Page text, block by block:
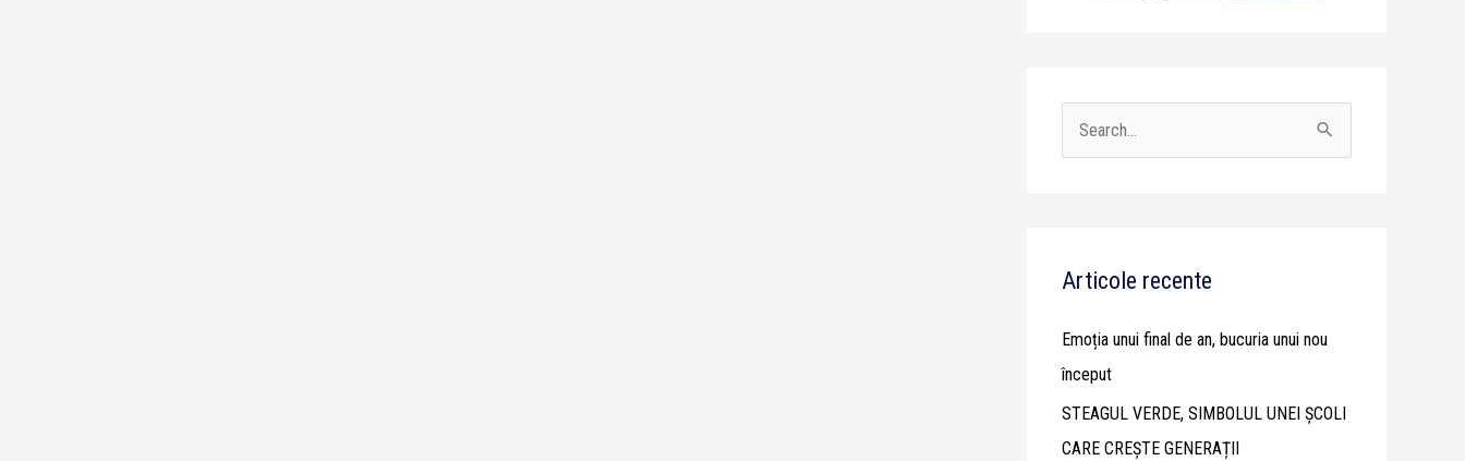
c
f
o
r
:
Articole recente
Emoția unui final de an, bucuria unui nou
început
STEAGUL VERDE, SIMBOLUL UNEI ȘCOLI
CARE CREȘTE GENERAȚII